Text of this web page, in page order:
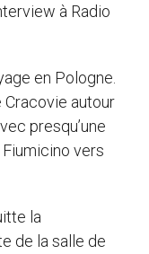
à Radio
en Pologne.
Cracovie autour
presqu’une
vers
la
de la salle de